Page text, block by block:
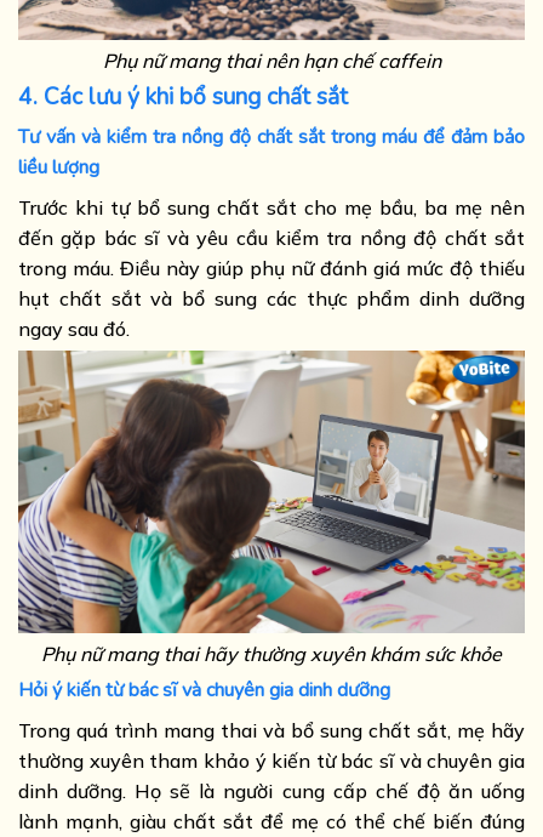
Phụ nữ mang thai nên hạn chế caffein
4. Các lưu ý khi bổ sung chất sắt
Tư vấn và kiểm tra nồng độ chất sắt trong máu để đảm bảo
liều lượng
Trước khi tự bổ sung chất sắt cho mẹ bầu, ba mẹ nên
đến gặp bác sĩ và yêu cầu kiểm tra nồng độ chất sắt
trong máu. Điều này giúp phụ nữ đánh giá mức độ thiếu
hụt chất sắt và bổ sung các thực phẩm dinh dưỡng
ngay sau đó.
Phụ nữ mang thai hãy thường xuyên khám sức khỏe
Hỏi ý kiến từ bác sĩ và chuyên gia dinh dưỡng
Trong quá trình mang thai và bổ sung chất sắt, mẹ hãy
thường xuyên tham khảo ý kiến từ bác sĩ và chuyên gia
dinh dưỡng. Họ sẽ là người cung cấp chế độ ăn uống
lành mạnh, giàu chất sắt để mẹ có thể chế biến đúng